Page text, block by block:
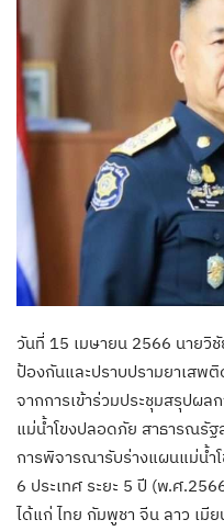
วันที่ 15 เมษายน 2566 นายวิ
ป้องกันและปราบปรามยาเสพ
จากการเข้าร่วมประชุมสรุปผล
แม่น้ำโขงปลอดภัย สาธารณรั
การพิจารณารับร่างแผนแม่น้ำ
6 ประเทศ ระยะ 5 ปี (พ.ศ
ได้แก่ ไทย กัมพูชา จีน ลาว เมีย